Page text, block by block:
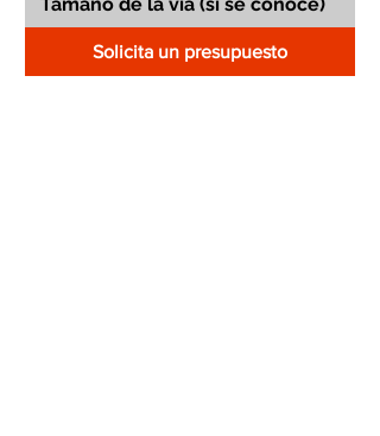
Solicita un presupuesto